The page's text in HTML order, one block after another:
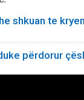
shkuan te
përdorur